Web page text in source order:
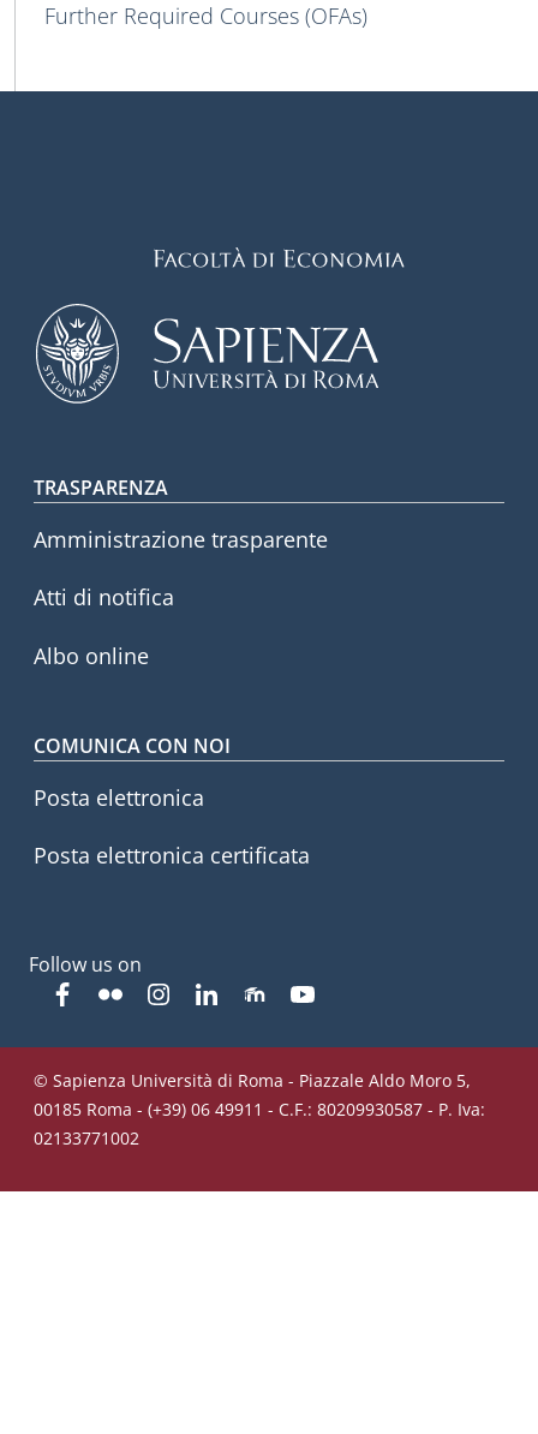
Further Required Courses (OFAs)
Footer menu
TRASPARENZA
Amministrazione trasparente
Atti di notifica
Albo online
COMUNICA CON NOI
Posta elettronica
Posta elettronica certificata
Follow us on
Facebook
Flickr InstagramLinkedinMoodle
© Sapienza Università di Roma - Piazzale Aldo Moro 5,
00185 Roma - (+39) 06 49911 - C.F.: 80209930587 - P. Iva:
02133771002